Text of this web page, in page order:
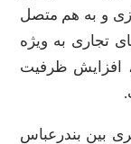
و به هم متصل
تجاری به ویژه
افزایش ظرفیت
بین بندرعباس